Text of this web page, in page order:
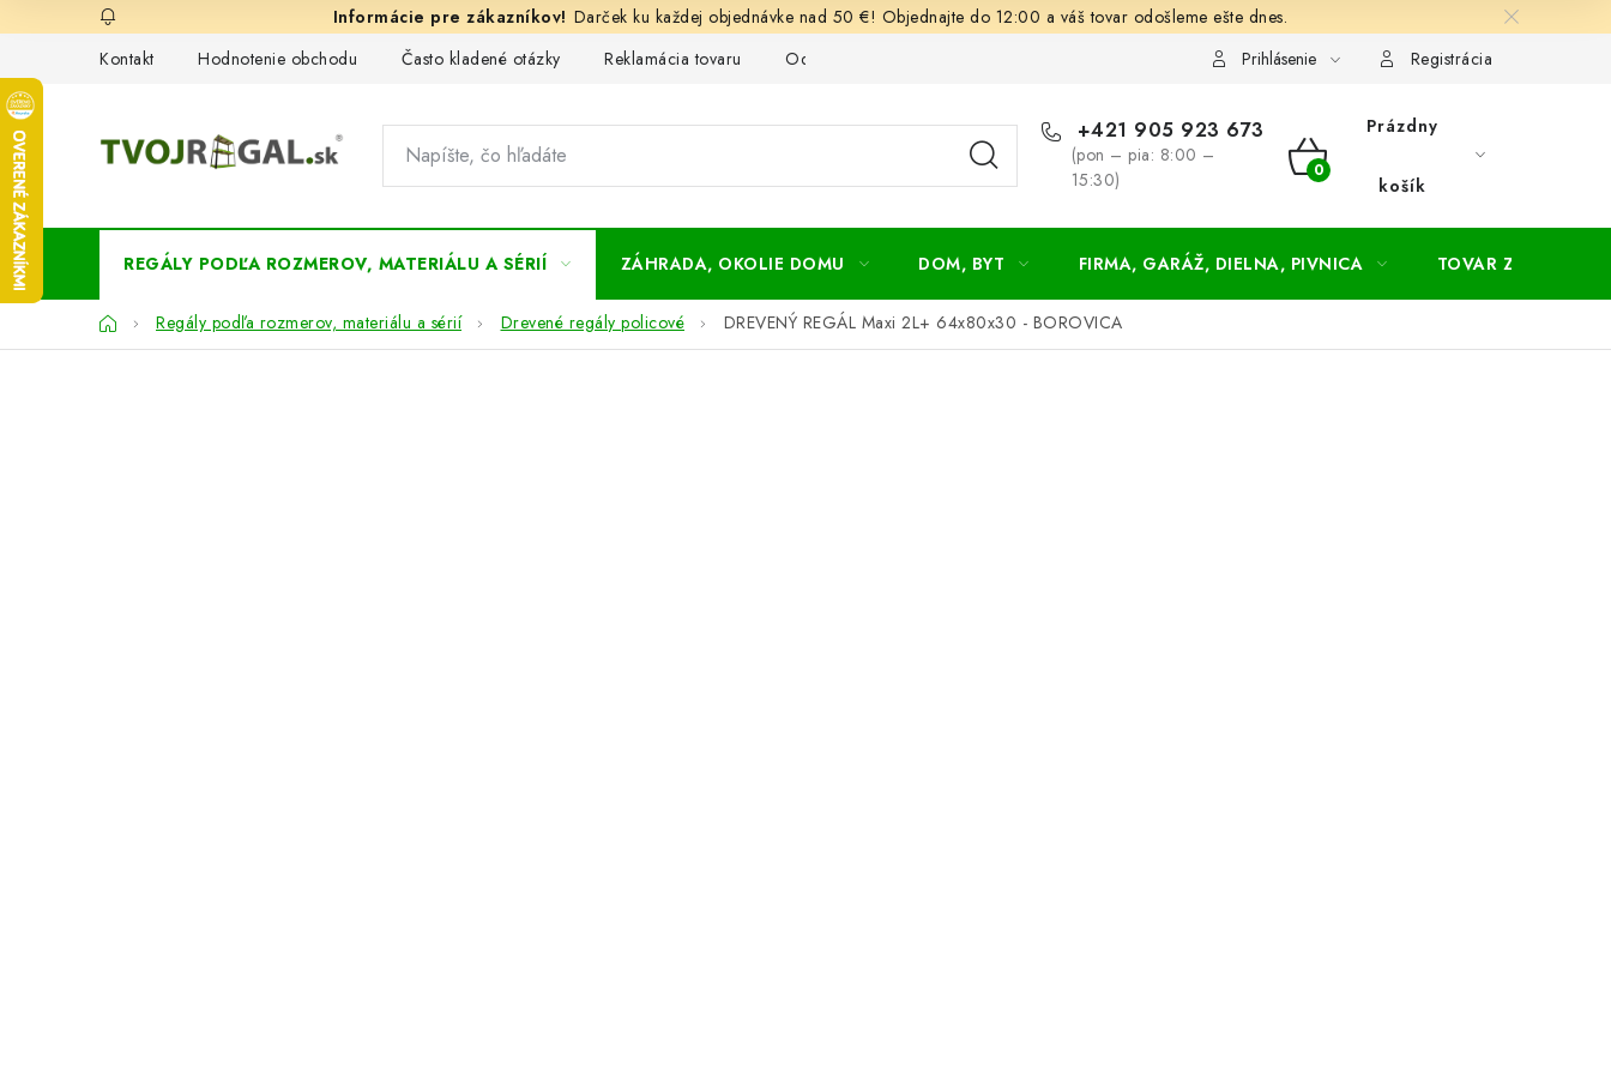
na
Darček ku každej objednávke nad 50 €! Objednajte do 12:00 a váš tovar odošleme ešte dnes.
Kontakt
Hodnotenie obchodu Často kladené otázky Reklamácia tovaru Odstúpenie od kúpnej zmluvy Obchodné a dodacie podmienky Zásady ochrany osobných údajov
Prihlásenie Registrácia
+421 905 923 673
(pon – pia: 8:00 –
15:30)
NÁKUPNÝ
Prázdny
košík
REGÁLY PODĽA ROZMEROV, MATERIÁLU A SÉRIÍ ZÁHRADA, OKOLIE DOMU DOM, BYT FIRMA, GARÁŽ, DIELNA, PIVNICA TOVAR ZA
DomovRegály podľa rozmerov, materiálu a sérií Drevené regály policové DREVENÝ REGÁL Maxi 2L+ 64x80x30 - BOROVICA